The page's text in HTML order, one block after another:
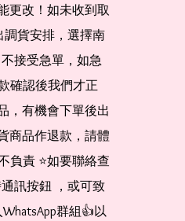
更改！如未收到取
調貨安排，選擇南
接受急單，如急
確認後我們才正
，有機會下單後出
商品作退款，請體
負責 ⭐️如要聯絡查
訊按鈕 ，或可致
群組👍以